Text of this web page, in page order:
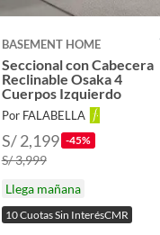
BASEMENT HOME
Seccional con Cabecera
Reclinable Osaka 4
Cuerpos Izquierdo
Por FALABELLA
S/ 2,199 -45%
S/ 3,999
Llega mañana
10 Cuotas Sin InterésCMR